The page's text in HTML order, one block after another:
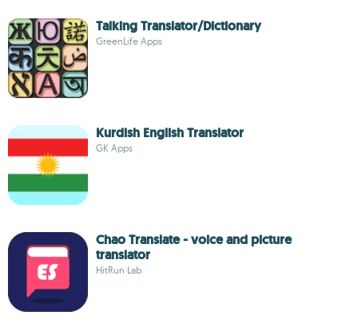
Talking Translator/Dictionary
GreenLife Apps
Kurdish English Translator
GK Apps
Chao Translate - voice and picture
translator
HitRun Lab